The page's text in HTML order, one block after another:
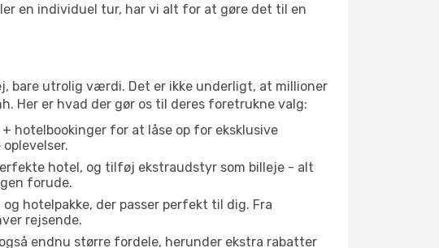
en individuel tur, har vi alt for at gøre det til en
bare utrolig værdi. Det er ikke underligt, at millioner
Her er hvad der gør os til deres foretrukne valg:
hotelbookinger for at låse op for eksklusive
hotel, og tilføj ekstraudstyr som billeje - alt
forude.
hotelpakke, der passer perfekt til dig. Fra
rejsende.
endnu større fordele, herunder ekstra rabatter